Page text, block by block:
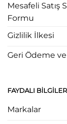
Mesafeli Satış
Formu
Gizlilik İlkesi
Geri Ödeme
FAYDALI BILGILER
Markalar